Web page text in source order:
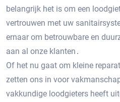
belangrijk het is om een
vertrouwen met uw
ernaar om betrouwbare en
aan al onze klanten․
Of het nu gaat om kleine
zetten ons in voor
vakkundige loodgieters heeft